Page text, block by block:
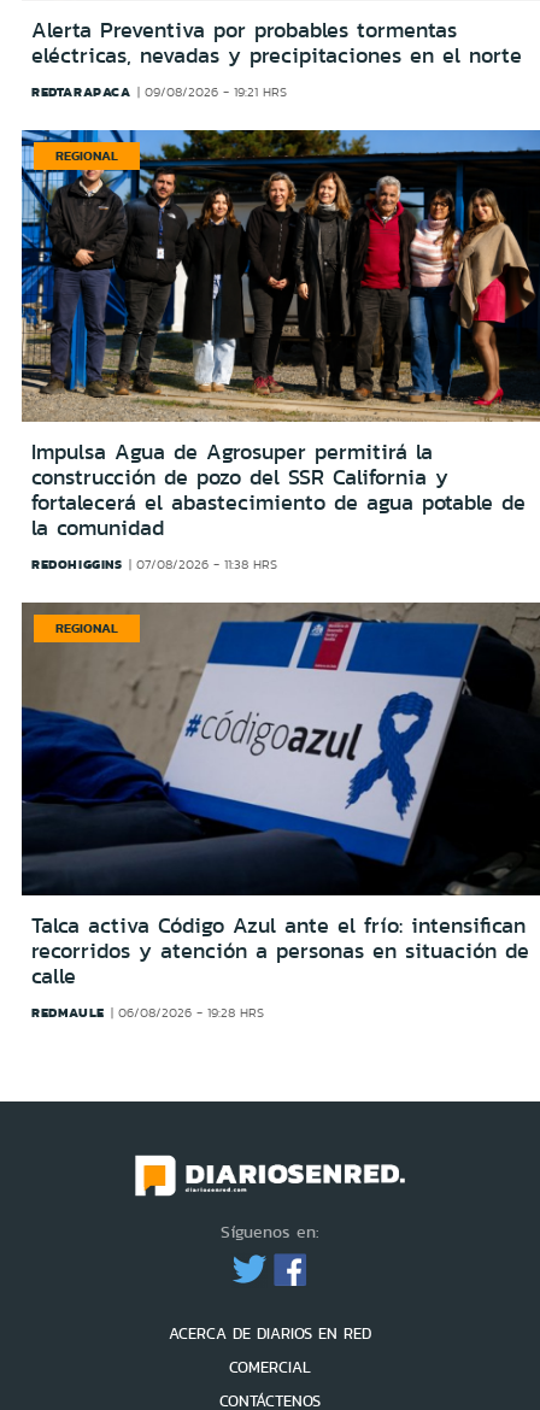
Alerta Preventiva por probables tormentas
eléctricas, nevadas y precipitaciones en el norte
REDTARAPACA 09/08/2026 - 19:21 HRS
REGIONAL
Impulsa Agua de Agrosuper permitirá la
construcción de pozo del SSR California y
fortalecerá el abastecimiento de agua potable de
la comunidad
REDOHIGGINS 07/08/2026 - 11:38 HRS
REGIONAL
Talca activa Código Azul ante el frío: intensifican
recorridos y atención a personas en situación de
calle
REDMAULE 06/08/2026 - 19:28 HRS
Síguenos en:
ACERCA DE DIARIOS EN RED
COMERCIAL
CONTÁCTENOS